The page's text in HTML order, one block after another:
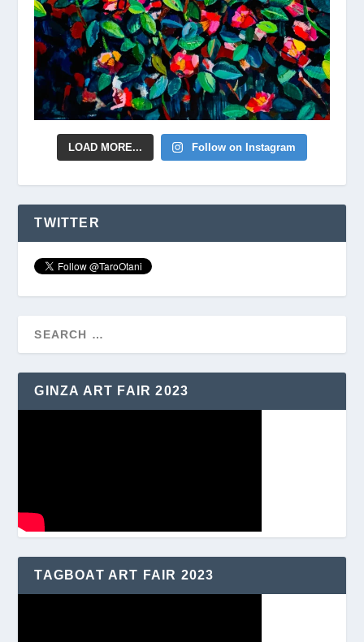
LOAD MORE... Follow on Instagram
TWITTER
GINZA ART FAIR 2023
TAGBOAT ART FAIR 2023